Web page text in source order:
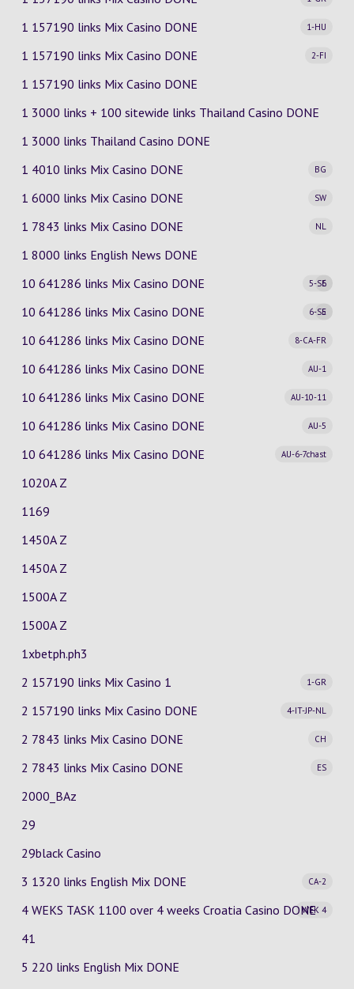
1 157190 links Mix Casino
1-HU
DONE
1 157190 links Mix Casino
2-FI
DONE
1 157190 links Mix Casino DONE
1 3000 links + 100 sitewide links Thailand Casino DONE
1 3000 links Thailand Casino DONE
1 4010 links Mix Casino
BG
DONE
1 6000 links Mix Casino
SW
DONE
1 7843 links Mix Casino
NL
DONE
1 8000 links English News DONE
10 641286 links Mix Casino
5-SE
6
DONE
10 641286 links Mix Casino
6-SE
5
DONE
10 641286 links Mix Casino
8-CA-FR
DONE
10 641286 links Mix Casino
AU-1
DONE
10 641286 links Mix Casino
AU-10-11
DONE
10 641286 links Mix Casino
AU-5
DONE
10 641286 links Mix Casino
AU-6-7chast
DONE
1020A Z
1169
1450A Z
1450A Z
1500A Z
1500A Z
1xbetph.ph3
2 157190 links Mix Casino
1-GR
1
2 157190 links Mix Casino
4-IT-JP-NL
DONE
2 7843 links Mix Casino
CH
DONE
2 7843 links Mix Casino
ES
DONE
2000_BAz
29
29black Casino
3 1320 links English Mix
CA-2
DONE
4 WEKS TASK 1100 over 4 weeks Croatia Casino
WEK 4
DONE
41
5 220 links English Mix DONE